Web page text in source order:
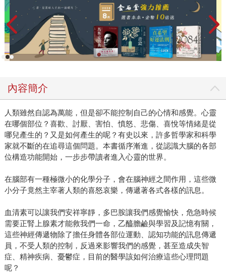
內容簡介
人類雖然自認為萬能，但是卻不能控制自己的心情和感覺。心靈
在哪個部位？喜歡、討厭、害怕、憤怒、悲傷、喜悅等情緒是從
哪兒產生的？又是如何產生的呢？有史以來，許多哲學家和科學
家就不斷的在追尋這個問題。本書循序漸進，從認識大腦的各部
位構造功能開始，一步步帶讀者進入心靈的世界。
在腦部有一種極微小的化學分子，會在腦神經之間作用，這些微
小分子竟然主宰著人類的喜怒哀樂，傳遞著各式各樣的訊息。
血清素可以讓我們安祥寧靜，多巴胺讓我們感覺愉快，危急時候
需要正腎上腺素才能救我們一命，乙醯膽鹼與學習及記憶有關，
這些神經傳遞物除了擔任身體各部位運動、認知功能的訊息傳遞
員，不受人類的控制，反過來影響我們的感覺，甚至造成失智
症、精神疾病、憂鬱症，目前的醫學該如何治療這些心理問題
呢？